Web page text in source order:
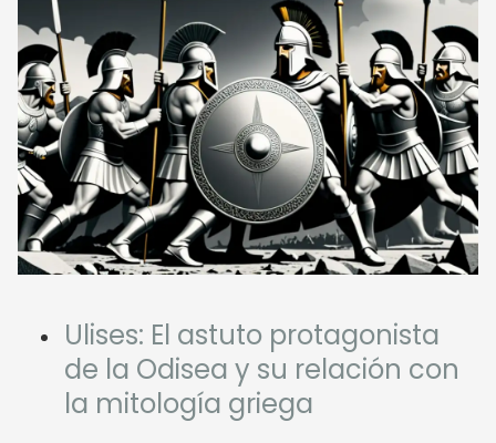
Ulises: El astuto protagonista
de la Odisea y su relación con
la mitología griega